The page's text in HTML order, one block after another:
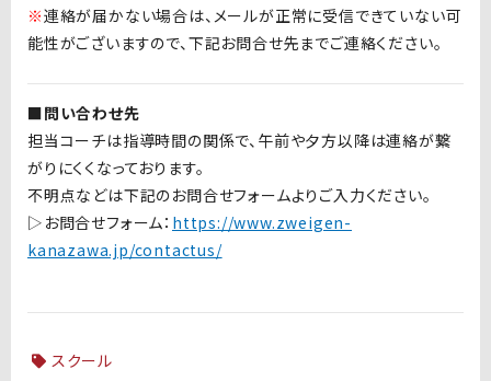
※連絡が届かない場合は、メールが正常に受信できていない可
能性がございますので、下記お問合せ先までご連絡ください。
■問い合わせ先
担当コーチは指導時間の関係で、午前や夕方以降は連絡が繋
がりにくくなっております。
不明点などは下記のお問合せフォームよりご入力ください。
▷お問合せフォーム： https://www.zweigen-
kanazawa.jp/contactus/
スクール